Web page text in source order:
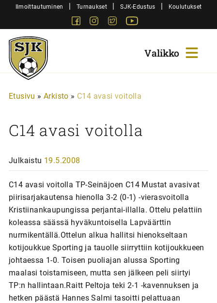
SiirryIlmoittautuminen | Turnaukset | SJK-Edustus | Koulutukset
FacebookInstagram
Twitter
Sjk-
Juniorit
Etusivu » Arkisto » C14 avasi voitolla
C14 avasi voitolla
Julkaistu 19.5.2008
C14 avasi voitolla TP-Seinäjoen C14 Mustat avasivat
piirisarjakautensa hienolla 3-2 (0-1) -vierasvoitolla
Kristiinankaupungissa perjantai-illalla. Ottelu pelattiin
koleassa säässä hyväkuntoisella Lapväärttin
nurmikentällä.Ottelun alkua hallitsi hienokseltaan
kotijoukkue Sporting ja tauolle siirryttiin kotijoukkueen
johtaessa 1-0. Toisen puoliajan alussa Sporting
maalasi toistamiseen, mutta sen jälkeen peli siirtyi
TP:n hallintaan.Raitt Peltoja teki 2-1 -kavennuksen ja
hetken päästä Hannes Salmi tasoitti pelattuaan